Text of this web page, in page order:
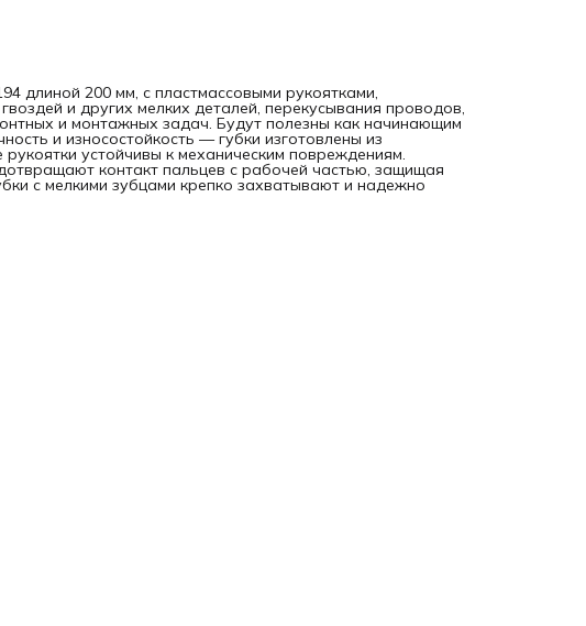
длиной 200 мм, с пластмассовыми рукоятками,
и других мелких деталей, перекусывания проводов,
и монтажных задач. Будут полезны как начинающим
и износостойкость — губки изготовлены из
устойчивы к механическим повреждениям.
контакт пальцев с рабочей частью, защищая
с мелкими зубцами крепко захватывают и надежно